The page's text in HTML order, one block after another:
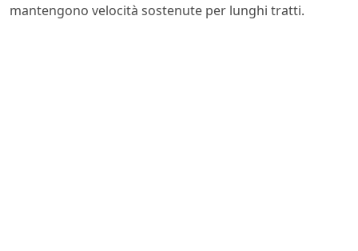
mantengono velocità sostenute per lunghi tratti.